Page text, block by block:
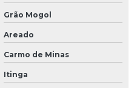
Grão Mogol
Areado
Carmo de Minas
Itinga